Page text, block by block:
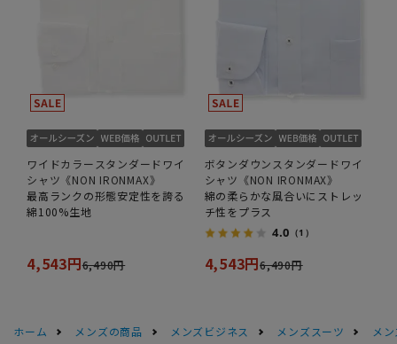
ワイドカラースタンダードワイ
シャツ《NON IRONMAX》
最高ランクの形態安定性を誇る
綿100%生地
4,543円6,490円
ボタンダウンスタンダードワイ
シャツ《NON IRONMAX》
綿の柔らかな風合いにストレッ
チ性をプラス
4.0 （1）
4,543円6,490円
ホーム メンズの商品 メンズビジネス メンズスーツ
メ